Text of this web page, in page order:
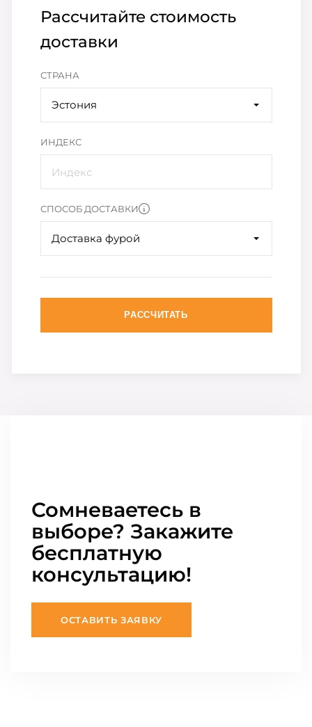
Рассчитайте стоимость
доставки
СТРАНА
Эстония
ИНДЕКС
СПОСОБ ДОСТАВКИ
Доставка фурой
РАССЧИТАТЬ
Сомневаетесь в
выборе? Закажите
бесплатную
консультацию!
ОСТАВИТЬ ЗАЯВКУ